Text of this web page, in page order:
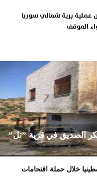
عملية برية شمالي سوريا
الموقف
الصديق في قرية ”تل”
يعتقل 15 فلسطينيا خلال حملة اقتحامات